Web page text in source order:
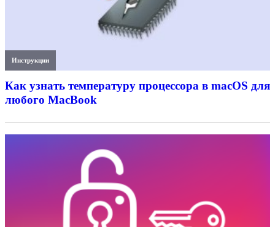
Инструкции
Как узнать температуру процессора в macOS для
любого MacBook